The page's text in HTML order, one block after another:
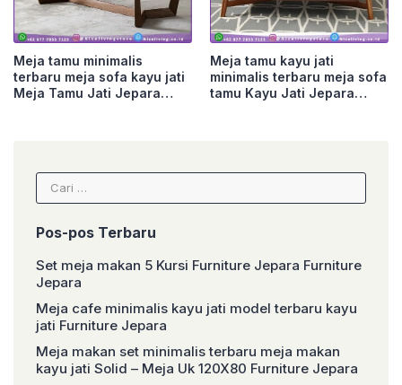
Meja tamu minimalis
terbaru meja sofa kayu jati
Meja Tamu Jati Jepara
Meja tamu kayu jati
minimalis terbaru meja sofa
tamu Kayu Jati Jepara
Cari
untuk:
Pos-pos Terbaru
Set meja makan 5 Kursi Furniture Jepara Furniture
Jepara
Meja cafe minimalis kayu jati model terbaru kayu
jati Furniture Jepara
Meja makan set minimalis terbaru meja makan
kayu jati Solid – Meja Uk 120X80 Furniture Jepara